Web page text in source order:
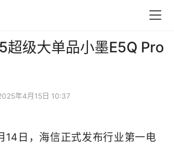
级大单品小墨E5Q Pro
年4月15日 10:37
14日，海信正式发布行业第一电